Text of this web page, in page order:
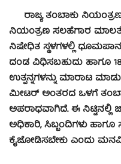
ರಾಜ್ಯ ತಂಬಾಕು
ನಿಯಂತ್ರಣ ಸಲಹೆಗಾರ
ನಿಷೇಧಿತ ಸ್ಥಳಗಳಲ್ಲಿ
ದಂಡ ವಿಧಿಸಬಹುದು ಹಾಗೂ
ಉತ್ಪನ್ನಗಳನ್ನು ಮಾರಾಟ
ಮೀಟರ್ ಅಂತರದ ಒಳಗೆ
ಅಪರಾಧವಾಗಿದೆ. ಈ ನಿಟ್ಟಿನಲ್ಲಿ
ಅಧಿಕಾರಿ, ಸಿಬ್ಬಂದಿಗಳು ಹಾಗೂ
ಕೈಜೋಡಿಸಬೇಕು ಎಂದು